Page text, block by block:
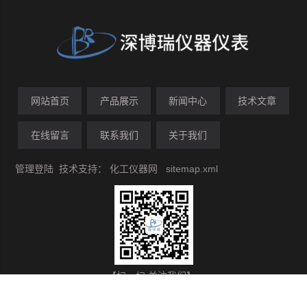
网站首页 产品展示 新闻中心 技术文章
在线留言 联系我们 关于我们
管理登陆 技术支持：化工仪器网 sitemap.xml
【扫一扫 关注我们】